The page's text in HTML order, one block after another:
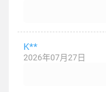
K**
2026年07月27日